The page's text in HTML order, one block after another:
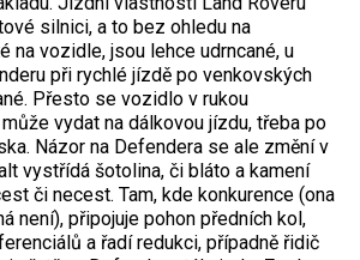
silnici, a to bez ohledu na
na vozidle, jsou lehce udrncané, u
při rychlé jízdě po venkovských
Přesto se vozidlo v rukou
vydat na dálkovou jízdu, třeba po
Názor na Defendera se ale změní v
vystřídá šotolina, či bláto a kamení
či necest. Tam, kde konkurence (ona
není), připojuje pohon předních kol,
a řadí redukci, případně řidič